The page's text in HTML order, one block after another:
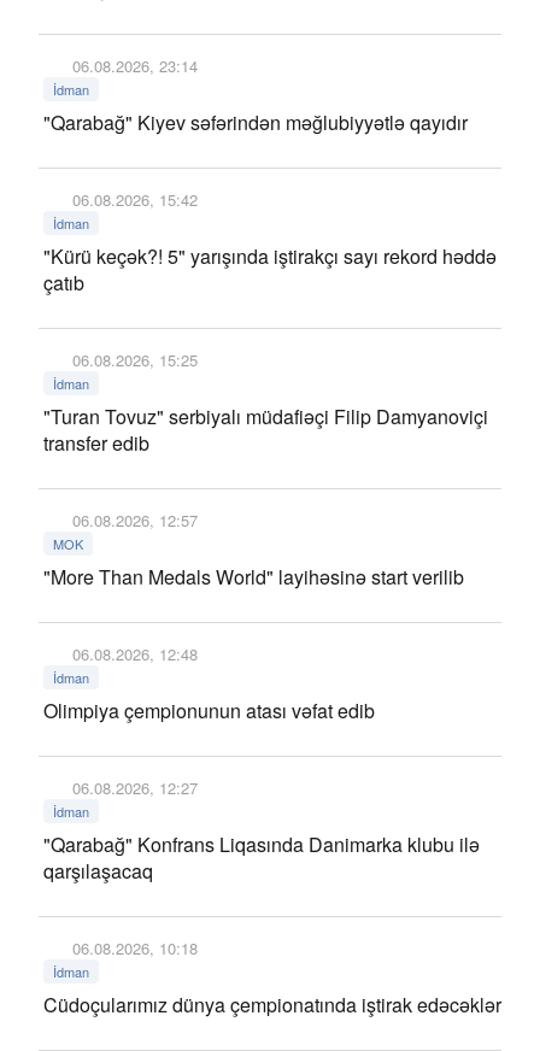
06.08.2026, 23:14
İdman
"Qarabağ" Kiyev səfərindən məğlubiyyətlə qayıdır
06.08.2026, 15:42
İdman
"Kürü keçək?! 5" yarışında iştirakçı sayı rekord həddə
çatıb
06.08.2026, 15:25
İdman
"Turan Tovuz" serbiyalı müdafiəçi Filip Damyanoviçi
transfer edib
06.08.2026, 12:57
MOK
"More Than Medals World" layihəsinə start verilib
06.08.2026, 12:48
İdman
Olimpiya çempionunun atası vəfat edib
06.08.2026, 12:27
İdman
"Qarabağ" Konfrans Liqasında Danimarka klubu ilə
qarşılaşacaq
06.08.2026, 10:18
İdman
Cüdoçularımız dünya çempionatında iştirak edəcəklər